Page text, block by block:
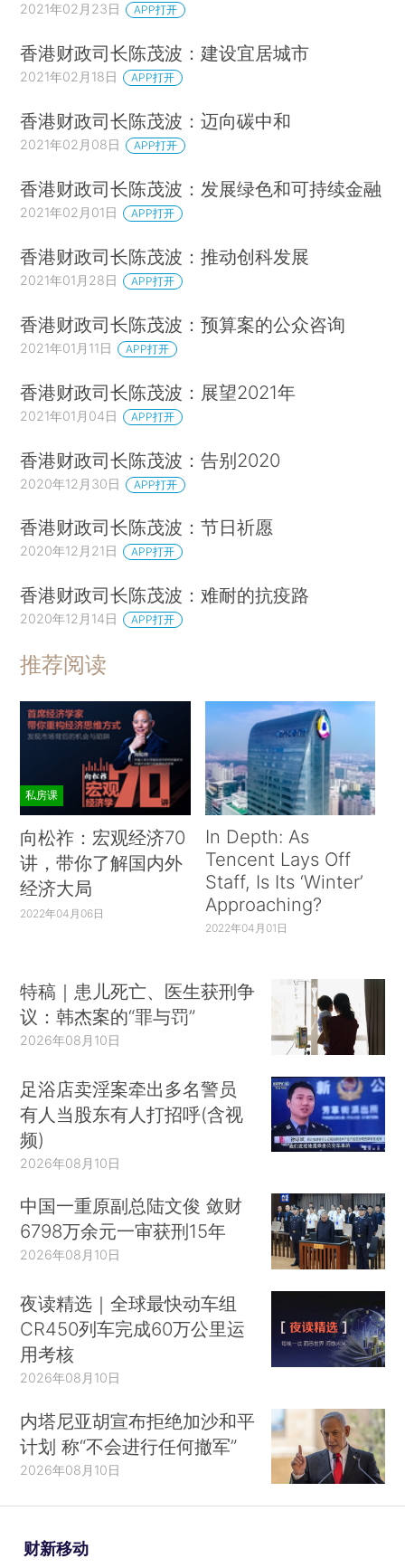
2021年02月23日 APP打开
香港财政司长陈茂波：建设宜居城市
2021年02月18日 APP打开
香港财政司长陈茂波：迈向碳中和
2021年02月08日 APP打开
香港财政司长陈茂波：发展绿色和可持续金融
2021年02月01日 APP打开
香港财政司长陈茂波：推动创科发展
2021年01月28日 APP打开
香港财政司长陈茂波：预算案的公众咨询
2021年01月11日 APP打开
香港财政司长陈茂波：展望2021年
2021年01月04日 APP打开
香港财政司长陈茂波：告别2020
2020年12月30日 APP打开
香港财政司长陈茂波：节日祈愿
2020年12月21日 APP打开
香港财政司长陈茂波：难耐的抗疫路
2020年12月14日 APP打开
推荐阅读
私房课
向松祚：宏观经济70
讲，带你了解国内外
经济大局
2022年04月06日
In Depth: As
Tencent Lays Off
Staff, Is Its ‘Winter’
Approaching?
2022年04月01日
特稿｜患儿死亡、医生获刑争
议：韩杰案的“罪与罚”
2026年08月10日
足浴店卖淫案牵出多名警员
有人当股东有人打招呼(含视
频)
2026年08月10日
中国一重原副总陆文俊 敛财
6798万余元一审获刑15年
2026年08月10日
夜读精选｜全球最快动车组
CR450列车完成60万公里运
用考核
2026年08月10日
内塔尼亚胡宣布拒绝加沙和平
计划 称“不会进行任何撤军”
2026年08月10日
财新移动